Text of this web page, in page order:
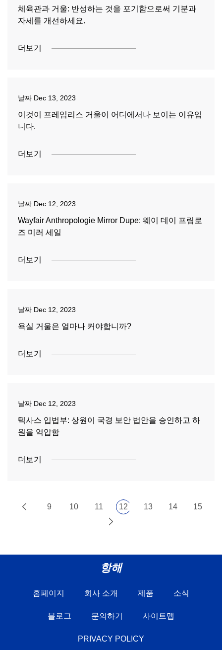
체육관과 거울: 반성하는 것을 포기함으로써 기분과
자세를 개선하세요.
더보기
날짜 Dec 13, 2023
이것이 프레임리스 거울이 어디에서나 보이는 이유입
니다.
더보기
날짜 Dec 12, 2023
Wayfair Anthropologie Mirror Dupe: 웨이 데이 프림로
즈 미러 세일
더보기
날짜 Dec 12, 2023
욕실 거울은 얼마나 커야합니까?
더보기
날짜 Dec 12, 2023
텍사스 입법부: 상원이 국경 보안 법안을 승인하고 하
원을 억압함
더보기
9 10 11 12 13 14 15
항해
홈페이지 회사 소개 제품 소식
블로그 문의하기 사이트맵
PRIVACY POLICY